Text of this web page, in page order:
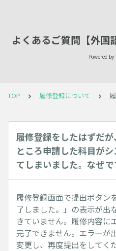
よくあるご質問【外国
Powered by
TOP 履修登録について
履修登録をしたはずだ
ところ申請した科目が
てしまいました。なぜで
履修登録画面で提出ボタン
了しました。」の表示が出
きていません。履修内容に
完了できません。エラーが
変更し、再度提出をしてく